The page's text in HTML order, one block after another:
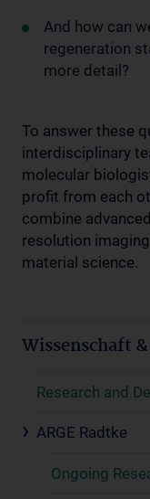
And how can
regeneration
more detail?
To answer these
interdisciplinary
molecular
profit from each
combine
resolution
material science.
Wissenschaft
Research and
ARGE Radtke
Ongoing